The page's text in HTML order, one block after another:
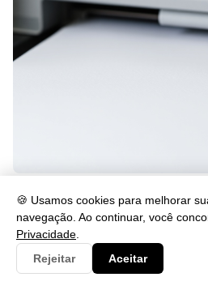
🍪 Usamos cookies para melhorar
navegação. Ao continuar, você
Privacidade
Rejeitar
Aceitar
29/05/2026 às